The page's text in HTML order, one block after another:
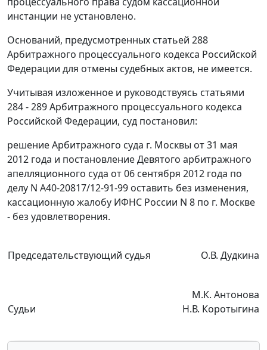
инстанции не установлено.
Оснований, предусмотренных статьей 288
Арбитражного процессуального кодекса Российской
Федерации для отмены судебных актов, не имеется.
Учитывая изложенное и руководствуясь статьями
284 - 289Арбитражного процессуального кодекса
Российской Федерации, суд постановил:
решениеАрбитражного суда г. Москвы от 31 мая
2012 года и постановлениеДевятого арбитражного
апелляционного суда от 06 сентября 2012 года по
делу N А40-20817/12-91-99 оставить без изменения,
кассационную жалобу ИФНС России N 8 по г. Москве
- без удовлетворения.
Председательствующий судья О.В. Дудкина
Судьи
М.К. Антонова
Н.В. Коротыгина